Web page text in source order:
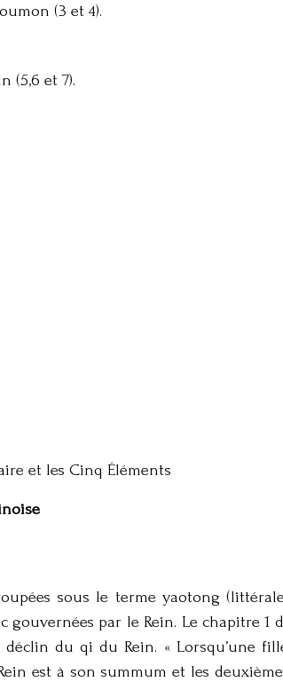
(3 et 4).
(5,6 et 7).
et les Cinq Éléments
sous le terme yaotong
gouvernées par le Rein. Le chapitre
du qi du Rein. « Lorsqu’une
est à son summum et les